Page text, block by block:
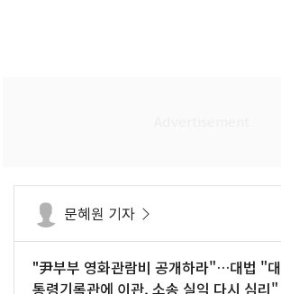
문혜원 기자
"尹부부 영화관람비 공개하라"…대법 "대
통령기록관에 이관, 소송 실익 다시 심리"